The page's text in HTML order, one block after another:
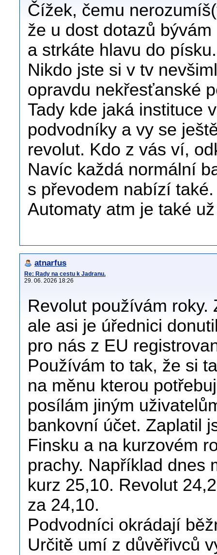
Čížek, čemu
že u dost dotazů
a strkáte hlavu do
Nikdo jste si v tv
opravdu nekřesťanské
Tady kde jaká instituce
podvodníky a vy se
revolut. Kdo z vás ví,
Navíc každá normální
s převodem nabízí také.
Automaty atm je také
atnarfus
Re: Rady na cestu k Jadranu.
29. 06. 2026 18:26
Revolut používám
ale asi je úřednici
pro nás z EU
Používám to tak, že si
na měnu kterou
posílám jiným
bankovní účet. Zaplatil
Finsku a na kurzovém
prachy. Například dnes
kurz 25,10. Revolut
za 24,10.
Podvodníci okrádají
Určitě umí z důvěřivců